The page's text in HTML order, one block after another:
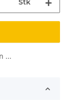
Stk
...